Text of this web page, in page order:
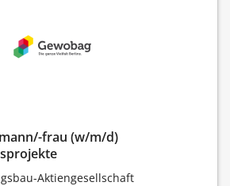
frau (w/m/d)
Aktiengesellschaft